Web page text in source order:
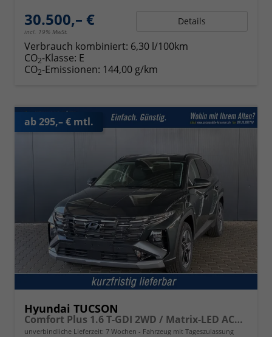
30.500,– €
incl. 19% MwSt.
Details
Verbrauch kombiniert: 6,30 l/100km
CO2-Klasse: E
CO2-Emissionen: 144,00 g/km
ab 295,– € mtl.
Hyundai TUCSON
Comfort Plus 1.6 T-GDI 2WD / Matrix-LED ACC Shz vo+hi + Lenkradheizung Elek. Heck Alu 18"
unverbindliche Lieferzeit: 7 Wochen Fahrzeug mit Tageszulassung